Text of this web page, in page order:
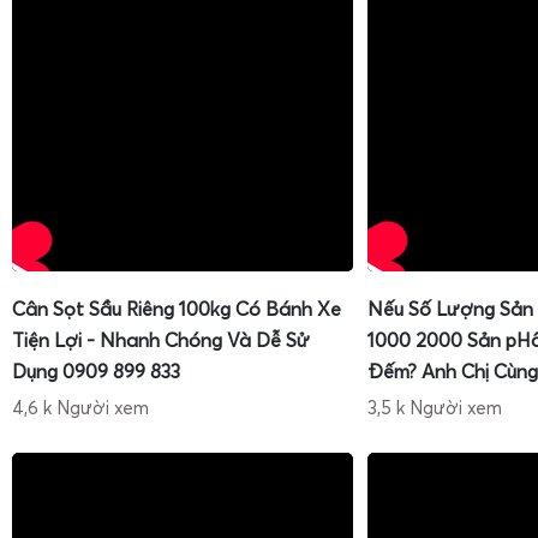
Cân Sọt Sầu Riêng 100kg Có Bánh Xe
Tiện Lợi - Nhanh Chóng Và Dễ Sử
Dụng 0909 899 833
4,6 k Người xem
Nếu Số Lượng
1000 2000 Sản
Đếm? Anh Chị
3,5 k Người xem